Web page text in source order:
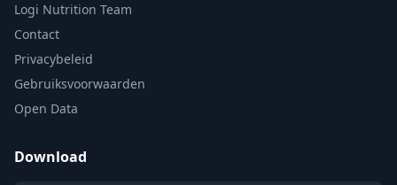
Logi Nutrition Team
Contact
Privacybeleid
Gebruiksvoorwaarden
Open Data
Download